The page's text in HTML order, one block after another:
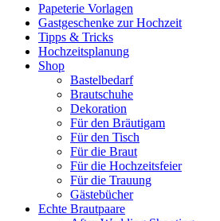
Papeterie Vorlagen
Gastgeschenke zur Hochzeit
Tipps & Tricks
Hochzeitsplanung
Shop
Bastelbedarf
Brautschuhe
Dekoration
Für den Bräutigam
Für den Tisch
Für die Braut
Für die Hochzeitsfeier
Für die Trauung
Gästebücher
Echte Brautpaare